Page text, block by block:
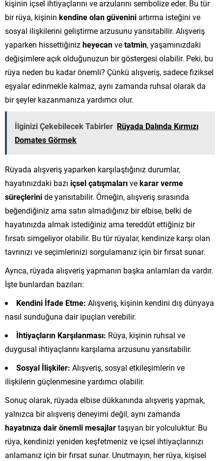
kişinin içsel ihtiyaçlarını ve arzularını sembolize eder. Bu tür
bir rüya, kişinin kendine olan güvenini artırma isteğini ve
sosyal ilişkilerini geliştirme arzusunu yansıtabilir. Alışveriş
yaparken hissettiğinizheyecanvetatmin, yaşamınızdaki
değişimlere açık olduğunuzun bir göstergesi olabilir. Peki, bu
rüya neden bu kadar önemli? Çünkü alışveriş, sadece fiziksel
eşyalar edinmekle kalmaz, aynı zamanda ruhsal olarak da
bir şeyler kazanmanıza yardımcı olur.
İlginizi Çekebilecek Tabirler Rüyada Dalında Kırmızı
Domates Görmek
Rüyada alışveriş yaparken karşılaştığınız durumlar,
hayatınızdaki bazı içsel çatışmalarıvekarar verme
süreçlerinide yansıtabilir. Örneğin, alışveriş sırasında
beğendiğiniz ama satın almadığınız bir elbise, belki de
hayatınızda almak istediğiniz ama tereddüt ettiğiniz bir
fırsatı simgeliyor olabilir. Bu tür rüyalar, kendinize karşı olan
tavrınızı ve seçimlerinizi sorgulamanız için bir fırsat sunar.
Ayrıca, rüyada alışveriş yapmanın başka anlamları da vardır.
İşte bunlardan bazıları:
Kendini İfade Etme: Alışveriş, kişinin kendini dış dünyaya
nasıl sunduğuna dair ipuçları verebilir.
İhtiyaçların Karşılanması: Rüya, kişinin ruhsal ve
duygusal ihtiyaçlarını karşılama arzusunu yansıtabilir.
Sosyal İlişkiler: Alışveriş, sosyal etkileşimlerin ve
ilişkilerin güçlenmesine yardımcı olabilir.
Sonuç olarak, rüyada elbise dükkanında alışveriş yapmak,
yalnızca bir alışveriş deneyimi değil, aynı zamanda
hayatınıza dair önemli mesajlartaşıyan bir yolculuktur. Bu
rüya, kendinizi yeniden keşfetmeniz ve içsel ihtiyaçlarınızı
anlamanız için bir fırsat sunar. Unutmayın, her rüya, kişisel